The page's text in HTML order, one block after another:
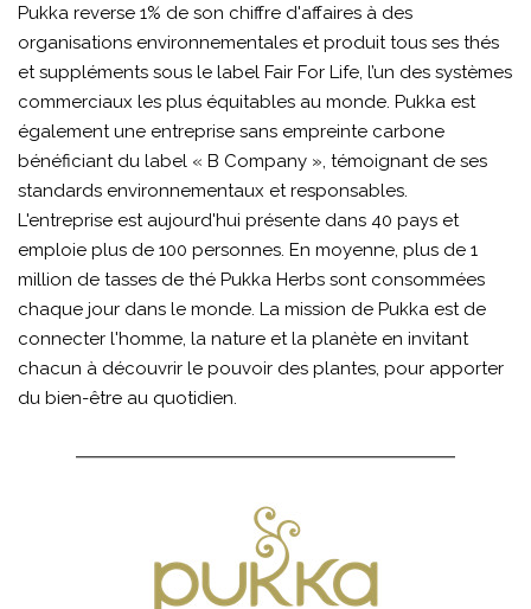
Pukka reverse 1% de son chiffre d'affaires à des
organisations environnementales et produit tous ses thés
et suppléments sous le label Fair For Life, l’un des systèmes
commerciaux les plus équitables au monde. Pukka est
également une entreprise sans empreinte carbone
bénéficiant du label « B Company », témoignant de ses
standards environnementaux et responsables.
L'entreprise est aujourd'hui présente dans 40 pays et
emploie plus de 100 personnes. En moyenne, plus de 1
million de tasses de thé Pukka Herbs sont consommées
chaque jour dans le monde. La mission de Pukka est de
connecter l'homme, la nature et la planète en invitant
chacun à découvrir le pouvoir des plantes, pour apporter
du bien-être au quotidien.